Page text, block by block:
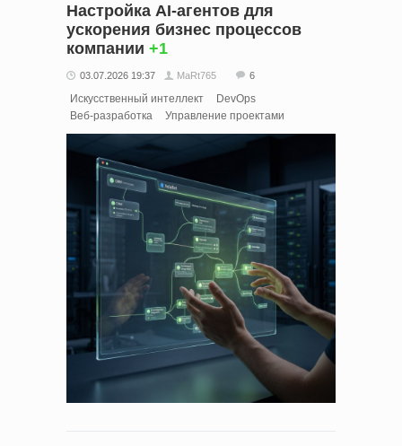
Настройка AI-агентов для
ускорения бизнес процессов
компании +1
03.07.2026 19:37 MaRt765 6
Искусственный интеллект
DevOps
Веб-разработка
Управление проектами